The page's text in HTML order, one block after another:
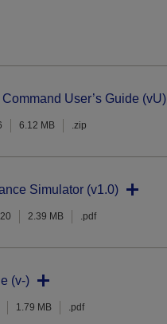
User’s Guide (vU)
6.12 MB .zip
Simulator (v1.0)
2.39 MB .pdf
(v-)
1.79 MB .pdf